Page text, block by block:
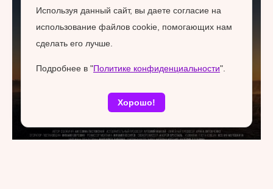
Используя данный сайт, вы даете согласие на
использование файлов cookie, помогающих нам
сделать его лучше.
Подробнее в "Политике конфиденциальности".
Хорошо!